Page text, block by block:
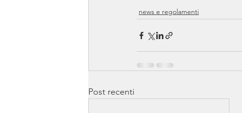
news e regolamenti
Post recenti